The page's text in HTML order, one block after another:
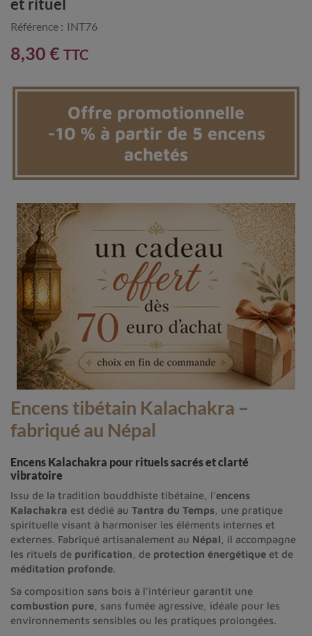
et rituel
Référence : INT76
8,30 € TTC
Offre promotionnelle
-10 % à partir de 5 encens
achetés
Encens tibétain Kalachakra –
fabriqué au Népal
Encens Kalachakra pour rituels sacrés et clarté
vibratoire
Issu de la tradition bouddhiste tibétaine, l’encens
Kalachakra est dédié au Tantra du Temps , une pratique
spirituelle visant à harmoniser les éléments internes et
externes. Fabriqué artisanalement au Népal , il accompagne
les rituels de purification , de protection énergétique et de
méditation profonde.
Sa composition sans bois à l’intérieur garantit une
combustion pure , sans fumée agressive, idéale pour les
environnements sensibles ou les pratiques prolongées.